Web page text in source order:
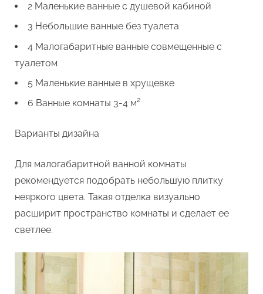
2 Маленькие ванные с душевой кабиной
3 Небольшие ванные без туалета
4 Малогабаритные ванные совмещенные с
туалетом
5 Маленькие ванные в хрущевке
6 Ванные комнаты 3-4 м²
Варианты дизайна
Для малогабаритной ванной комнаты
рекомендуется подобрать небольшую плитку
неяркого цвета. Такая отделка визуально
расширит пространство комнаты и сделает ее
светлее.